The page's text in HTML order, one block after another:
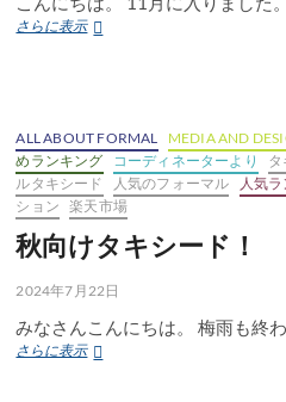
さらに表示冬
す
め
タ
キ
シ
ー
ド
ALL ABOUT FORMAL MEDIA AND
めランキング
コーディネーターより
ルタキシード
人気のフォーマル 人気
ション
楽天市場
秋向けタキシード！
2024年7月22日
みなさんこんにちは。 梅雨も終
さらに表示秋